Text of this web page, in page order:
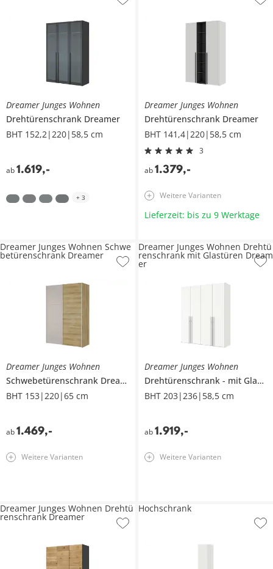
Dreamer Junges Wohnen
Drehtürenschrank Dreamer
BHT 152,2|220|58,5 cm
ab1.619,-
+ 3
Dreamer Junges Wohnen
Drehtürenschrank Dreamer
BHT 141,4|220|58,5 cm
3
ab 1.379,-
Weitere Varianten
Lieferzeit: bis zu 9 Werktage
Dreamer Junges Wohnen
Schwebetürenschrank Dreamer
BHT 153|220|65 cm
ab1.469,-
Dreamer Junges Wohnen Schwe
betürenschrank Dreamer
Weitere Varianten
Dreamer Junges Wohnen
Drehtürenschrank
mit Glastüren
BHT 203|236|58,5 cm
ab 1.919,-
Dreamer Junges Wohnen Drehtü
renschrank mit Glastüren Dream
er
Weitere Varianten
Dreamer Junges Wohnen Drehtü
renschrank Dreamer
Hochschrank